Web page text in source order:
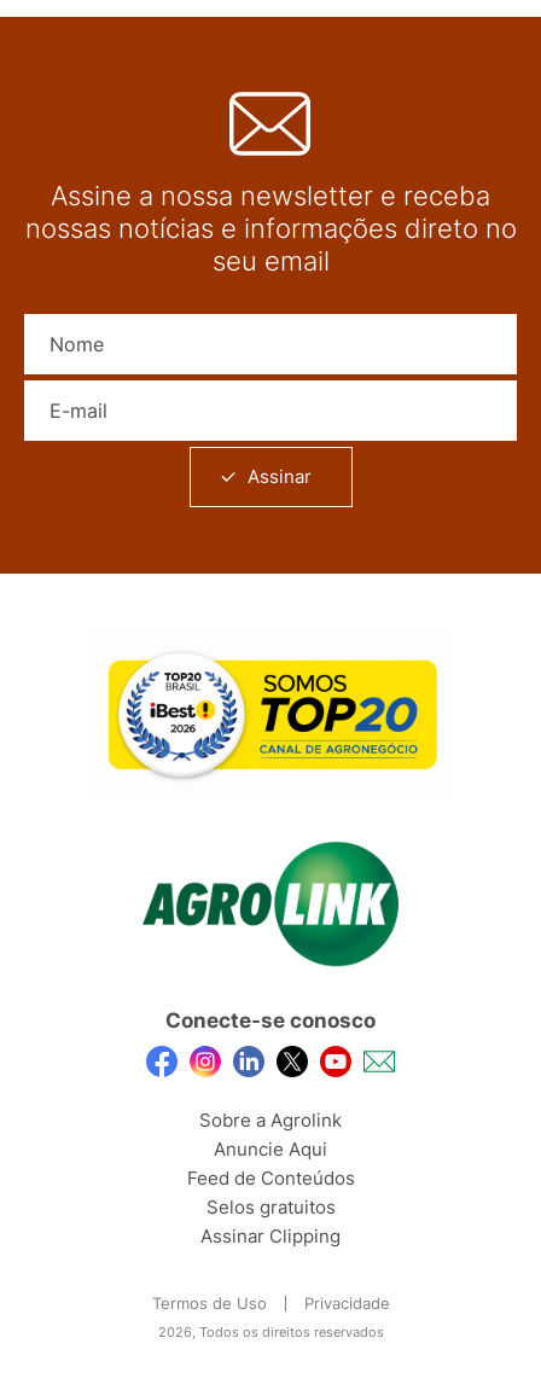
Assine a nossa newsletter e receba
nossas notícias e informações direto no
seu email
Assinar
Conecte-se conosco
Sobre a Agrolink
Anuncie Aqui
Feed de Conteúdos
Selos gratuitos
Assinar Clipping
Termos de Uso Privacidade
2026, Todos os direitos reservados